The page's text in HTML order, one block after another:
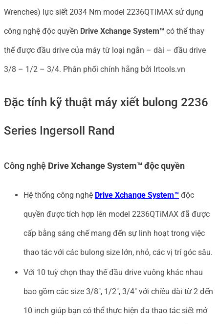
Nm
model
2236QTiMAX
số
Wrenches) lực siết 2034 Nm model 2236QTiMAX sử dụng
công nghệ độc quyền Drive Xchange System™ có thể thay
thế được đầu drive của máy từ loại ngắn – dài – đầu drive
3/8 – 1/2 – 3/4. Phân phối chính hãng bởi Irtools.vn
Đặc tính kỹ thuật máy xiết bulong 2236
Series Ingersoll Rand
Công nghệ Drive Xchange System™ độc quyền
Hệ thống công nghệ Drive Xchange System™ độc
quyền được tích hợp lên model 2236QTiMAX đã được
cấp bằng sáng chế mang đến sự linh hoạt trong việc
thao tác với các bulong size lớn, nhỏ, các vị trí góc sâu.
Với 10 tuỳ chọn thay thế đầu drive vuông khác nhau
bao gồm các size 3/8″, 1/2″, 3/4″ với chiều dài từ 2 đến
10 inch giúp bạn có thể thực hiện đa thao tác siết mở